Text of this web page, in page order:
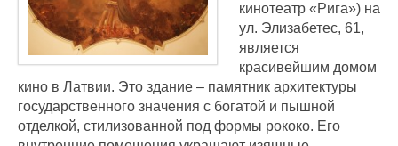
кинотеатр «Рига») на
ул. Элизабетес, 61,
является
красивейшим домом
кино в Латвии. Это здание – памятник архитектуры
государственного значения с богатой и пышной
отделкой, стилизованной под формы рококо. Его